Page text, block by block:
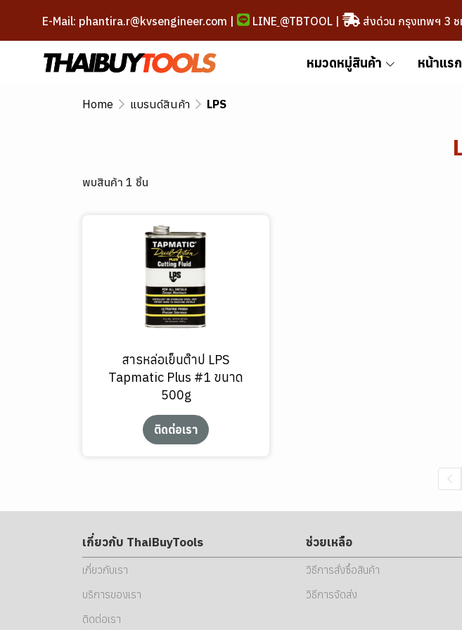
E-Mail: phantira.r@kvsengineer.com | LINE @TBTOOL| ส่งด่วน กรุงเทพฯ 3 ช
หมวดหมู่สินค้า หน้าแรก
Home แบรนด์สินค้า LPS
พบสินค้า 1 ชิ้น
สารหล่อเย็นต๊าป LPS
Tapmatic Plus #1 ขนาด
500g
ติดต่อเรา
เกี่ยวกับ ThaiBuyTools
เกี่ยวกับเรา
บริการของเรา
ติดต่อเรา
ช่วยเหลือ
วิธีการสั่งซื้อสินค้า
วิธีการจัดส่ง